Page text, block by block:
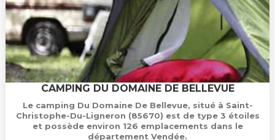
CAMPING DU DOMAINE DE BELLEVUE
Le camping Du Domaine De Bellevue, situé à Saint-
Christophe-Du-Ligneron (85670) est de type 3 étoiles
et possède environ 126 emplacements dans le
département Vendée.